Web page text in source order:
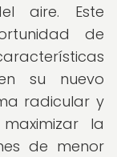
aire. Este
de
su nuevo
radicular y
la
de menor